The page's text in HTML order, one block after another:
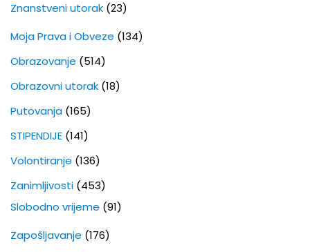
Znanstveni utorak (23)
Moja Prava i Obveze (134)
Obrazovanje (514)
Obrazovni utorak (18)
Putovanja (165)
STIPENDIJE (141)
Volontiranje (136)
Zanimljivosti (453)
Slobodno vrijeme (91)
Zapošljavanje (176)